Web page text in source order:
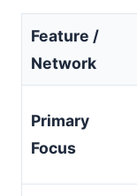
Feature /
Network
Primary
Focus